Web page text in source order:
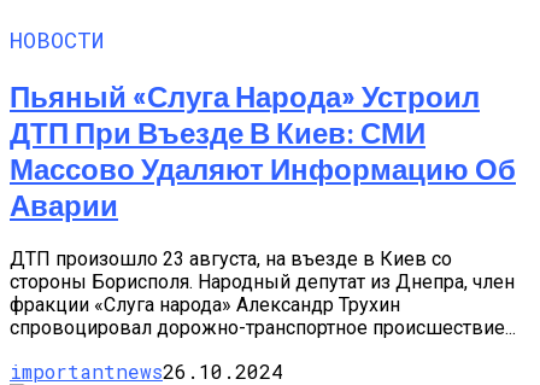
НОВОСТИ
Пьяный «слуга Народа» Устроил
ДТП При Въезде В Киев: СМИ
Массово Удаляют Информацию Об
Аварии
ДТП произошло 23 августа, на въезде в Киев со
стороны Борисполя. Народный депутат из Днепра, член
фракции «Слуга народа» Александр Трухин
спровоцировал дорожно-транспортное происшествие...
importantnews26.10.2024